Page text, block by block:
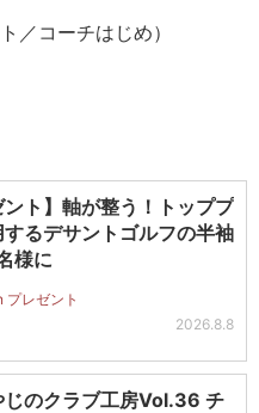
／コーチはじめ）
ント】軸が整う！トッププ
するデサントゴルフの半袖
様に
レゼント
2026.8.8
じのクラブ工房Vol.36 チ